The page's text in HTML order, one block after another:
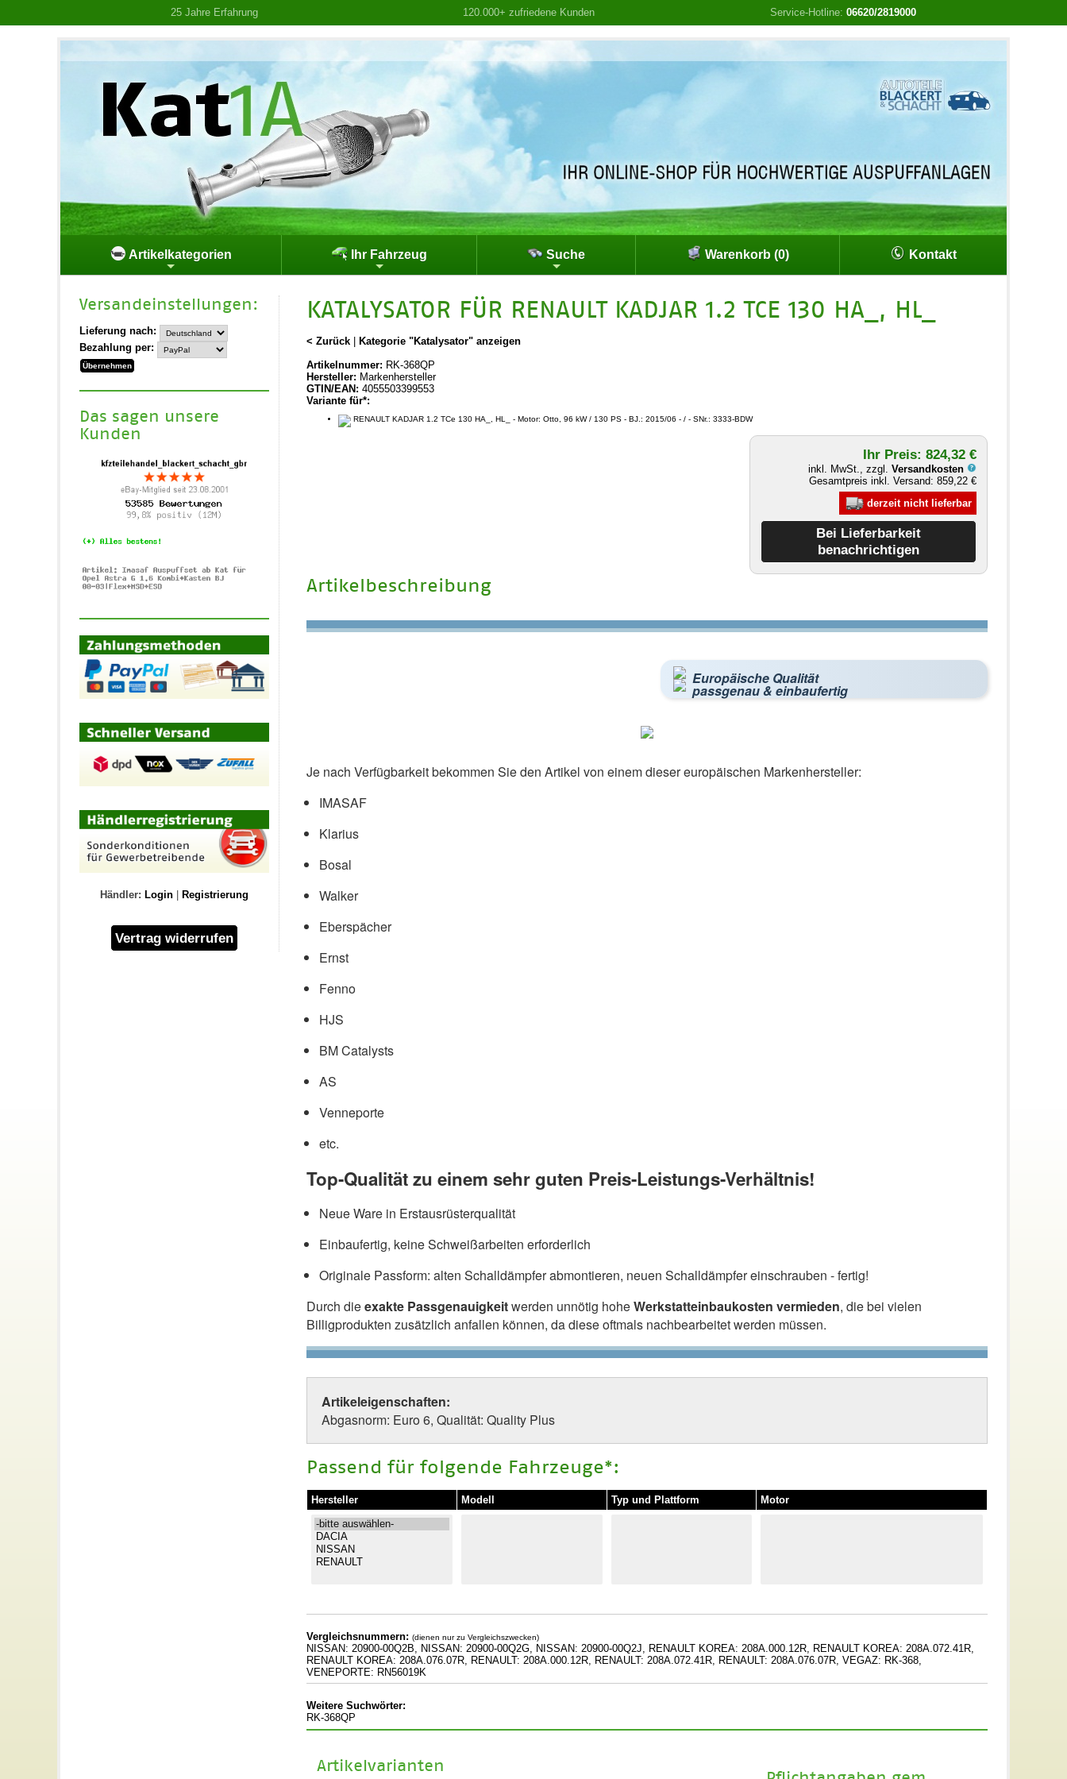
25 Jahre Erfahrung 120.000+ zufriedene Kunden Service-Hotline: 06620/2819000
Artikelkategorien Ihr Fahrzeug Suche Warenkorb (0) Kontakt
KATALYSATOR FÜR RENAULT KADJAR 1.2 TCE 130 HA_, HL_
< Zurück|
Kategorie "Katalysator" anzeigen
Artikelnummer: RK-368QP
Hersteller: Markenhersteller
GTIN/EAN: 4055503399553
Variante für*:
RENAULT KADJAR 1.2 TCe 130 HA_, HL_ - Motor: Otto, 96 kW / 130 PS - BJ.: 2015/06 - / - SNr.: 3333-BDW
Ihr Preis: 824,32 €
inkl. MwSt., zzgl.Versandkosten
Gesamtpreis inkl. Versand: 859,22 €
derzeit nicht lieferbar
Artikelbeschreibung
Europäische Qualität
passgenau & einbaufertig
Je nach Verfügbarkeit bekommen Sie den Artikel von einem dieser europäischen Markenhersteller:
IMASAF
Klarius
Bosal
Walker
Eberspächer
Ernst
Fenno
HJS
BM Catalysts
AS
Venneporte
etc.
Top-Qualität zu einem sehr guten Preis-Leistungs-Verhältnis!
Neue Ware in Erstausrüsterqualität
Einbaufertig, keine Schweißarbeiten erforderlich
Originale Passform: alten Schalldämpfer abmontieren, neuen Schalldämpfer einschrauben - fertig!
Durch dieexakte Passgenauigkeitwerden unnötig hoheWerkstatteinbaukosten vermieden, die bei vielen
Billigprodukten zusätzlich anfallen können, da diese oftmals nachbearbeitet werden müssen.
Artikeleigenschaften:
Abgasnorm: Euro 6, Qualität: Quality Plus
Passend für folgende Fahrzeuge*:
Hersteller Modell Typ und Plattform Motor
Vergleichsnummern: (dienen nur zu Vergleichszwecken)
NISSAN: 20900-00Q2B, NISSAN: 20900-00Q2G, NISSAN: 20900-00Q2J, RENAULT KOREA: 208A.000.12R, RENAULT KOREA: 208A.072.41R,
RENAULT KOREA: 208A.076.07R, RENAULT: 208A.000.12R, RENAULT: 208A.072.41R, RENAULT: 208A.076.07R, VEGAZ: RK-368,
VENEPORTE: RN56019K
Weitere Suchwörter:
RK-368QP
Artikelvarianten
Versand­einstellungen:
Lieferung nach:
Bezahlung per:
Das sagen unsere
Kunden
Händler: Login| Registrierung